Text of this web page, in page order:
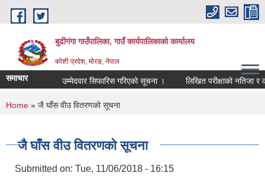
Skip to main content
बुढीगंगा गाउँपालिका, गाउँ कार्यपालिकाको कार्यालय
कोशी प्रदेश, मोरङ, नेपाल
समाचार उम्मेदवार सिफारिस गरिएको सूचना । लिखित परीक्षाको नतिजा र
You are here
Home » जै घाँस वीउ वितरणको सूचना
जै घाँस वीउ वितरणको सूचना
Submitted on: Tue, 11/06/2018 - 16:15